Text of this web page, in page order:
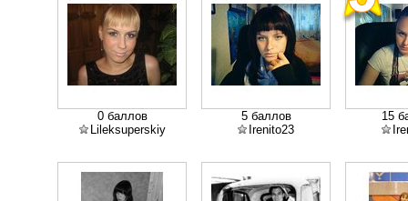
0 баллов
Lileksuperskiy
5 баллов
Irenito23
15